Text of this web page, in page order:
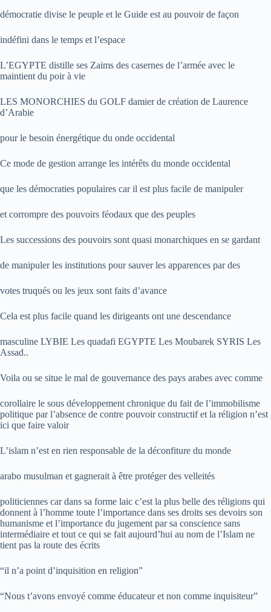
démocratie divise le peuple et le Guide est au pouvoir de façon
indéfini dans le temps et l’espace
L’EGYPTE distille ses Zaims des casernes de l’armée avec le
maintient du poir à vie
LES MONORCHIES du GOLF damier de création de Laurence
d’Arabie
pour le besoin énergétique du onde occidental
Ce mode de gestion arrange les intérêts du monde occidental
que les démocraties populaires car il est plus facile de manipuler
et corrompre des pouvoirs féodaux que des peuples
Les successions des pouvoirs sont quasi monarchiques en se gardant
de manipuler les institutions pour sauver les apparences par des
votes truqués ou les jeux sont faits d’avance
Cela est plus facile quand les dirigeants ont une descendance
masculine LYBIE Les quadafi EGYPTE Les Moubarek SYRIS Les
Assad..
Voila ou se situe le mal de gouvernance des pays arabes avec comme
corollaire le sous développement chronique du fait de l’immobilisme
politique par l’absence de contre pouvoir constructif et la réligion n’est
ici que faire valoir
L’islam n’est en rien responsable de la déconfiture du monde
arabo musulman et gagnerait à être protéger des velleités
politiciennes car dans sa forme laic c’est la plus belle des réligions qui
donnent à l’homme toute l’importance dans ses droits ses devoirs son
humanisme et l’importance du jugement par sa conscience sans
intermédiaire et tout ce qui se fait aujourd’hui au nom de l’Islam ne
tient pas la route des écrits
“il n’a point d’inquisition en religion”
“Nous t’avons envoyé comme éducateur et non comme inquisiteur”